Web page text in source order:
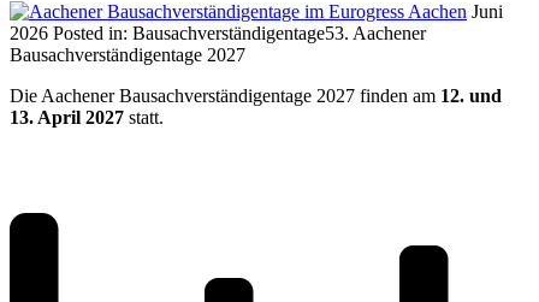
Juni
2026 Posted in: Bausachverständigentage53. Aachener
Bausachverständigentage 2027
Die Aachener Bausachverständigentage 2027 finden am 12. und
13. April 2027 statt.